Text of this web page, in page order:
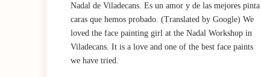
Nadal de Viladecans. Es un amor y de las mejores pinta
caras que hemos probado. (Translated by Google) We
loved the face painting girl at the Nadal Workshop in
Viladecans. It is a love and one of the best face paints
we have tried.